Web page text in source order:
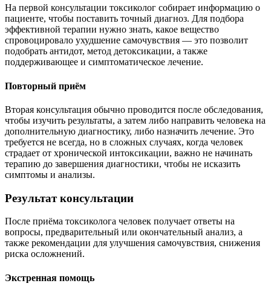
На первой консультации токсиколог собирает информацию о
пациенте, чтобы поставить точный диагноз. Для подбора
эффективной терапии нужно знать, какое вещество
спровоцировало ухудшение самочувствия — это позволит
подобрать антидот, метод детоксикации, а также
поддерживающее и симптоматическое лечение.
Повторный приём
Вторая консультация обычно проводится после обследования,
чтобы изучить результаты, а затем либо направить человека на
дополнительную диагностику, либо назначить лечение. Это
требуется не всегда, но в сложных случаях, когда человек
страдает от хронической интоксикации, важно не начинать
терапию до завершения диагностики, чтобы не исказить
симптомы и анализы.
Результат консультации
После приёма токсиколога человек получает ответы на
вопросы, предварительный или окончательный анализ, а
также рекомендации для улучшения самочувствия, снижения
риска осложнений.
Экстренная помощь